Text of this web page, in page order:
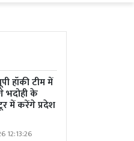
हॉकी टीम में
भदोही के
में करेंगे प्रदेश
12:13:26